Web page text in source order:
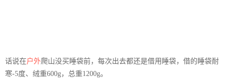
话说在户外爬山没买睡袋前，每次出去都还是借用睡袋，借的睡袋耐
寒-5度、绒重600g，总重1200g。